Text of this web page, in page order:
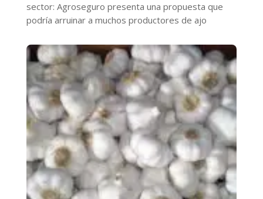
sector: Agroseguro presenta una propuesta que
podría arruinar a muchos productores de ajo